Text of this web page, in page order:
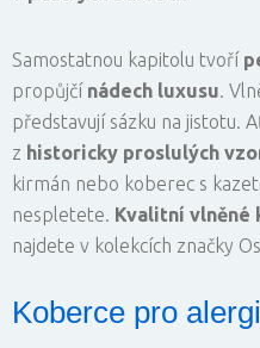
Samostatnou kapitolu tvoří
propůjčí nádech luxusu.
představují sázku na jistotu.
z historicky proslulých
kirmán nebo koberec s
nespletete. Kvalitní vlněné
najdete v kolekcích značky
Koberce pro